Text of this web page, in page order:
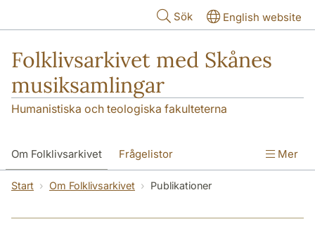
Sök English website
Folklivsarkivet med Skånes
musiksamlingar
Humanistiska och teologiska fakulteterna
Om Folklivsarkivet Frågelistor
Sök i samlingarna Skånes musiksamlingar
Kontakt
Mer
Start Om Folklivsarkivet Publikationer